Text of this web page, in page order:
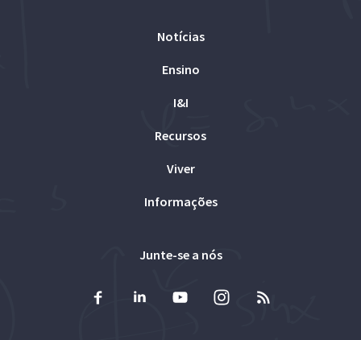
Notícias
Ensino
I&I
Recursos
Viver
Informações
Junte-se a nós